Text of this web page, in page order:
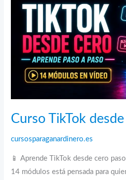
crecer
cuenta
Curso TikTok
cursosparaganardinero.es
📱 Aprende TikTok desde cero
14 módulos está pensada para